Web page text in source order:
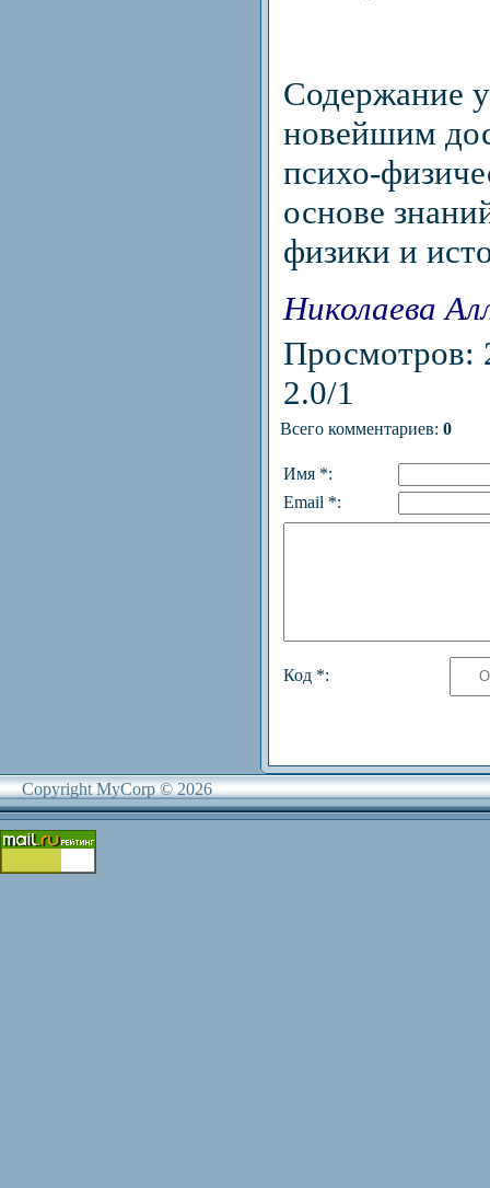
Содержание
новейшим
психо-
основе
физики и
Николаева
Просмотров:
2.0/1
Всего комментариев: 0
Имя *:
Email *:
Код *:
Copyright MyCorp © 2026